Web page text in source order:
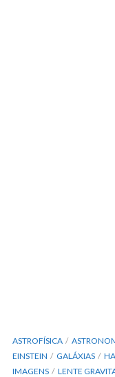
ASTROFÍSICA
EINSTEIN
GALÁXIAS
IMAGENS
LENTE